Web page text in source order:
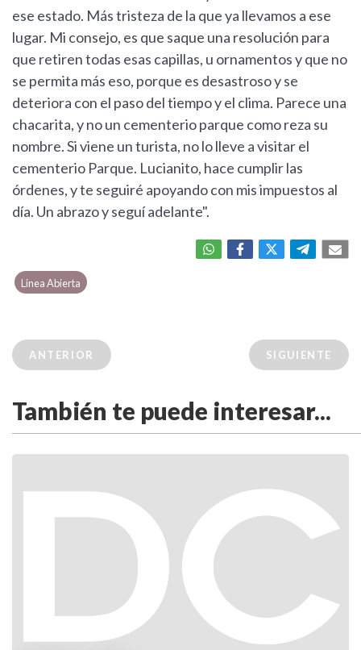
ese estado. Más tristeza de la que ya llevamos a ese
lugar. Mi consejo, es que saque una resolución para
que retiren todas esas capillas, u ornamentos y que no
se permita más eso, porque es desastroso y se
deteriora con el paso del tiempo y el clima. Parece una
chacarita, y no un cementerio parque como reza su
nombre. Si viene un turista, no lo lleve a visitar el
cementerio Parque. Lucianito, hace cumplir las
órdenes, y te seguiré apoyando con mis impuestos al
día. Un abrazo y seguí adelante".
Linea Abierta
ANTERIOR SIGUIENTE
También te puede interesar...